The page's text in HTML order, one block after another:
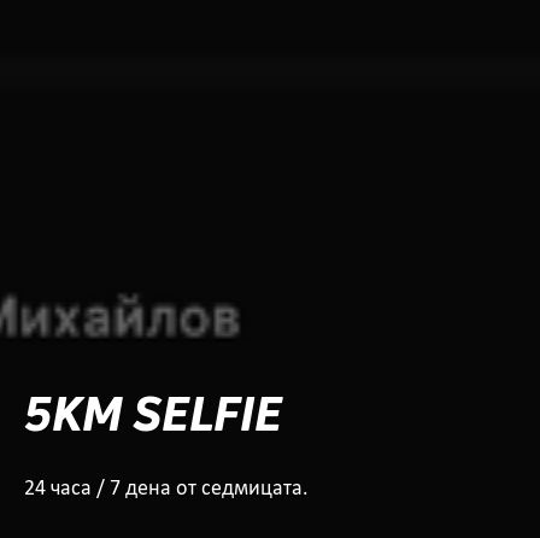
5KM SELFIE
24 часа / 7 дена от седмицата.